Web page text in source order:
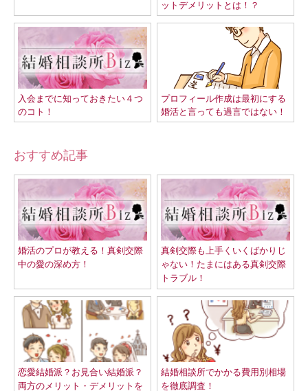
ットデメリットとは！？
入会までに知っておきたい４つ
のコト！
プロフィール作成は最初にする
婚活と言っても過言ではない！
おすすめ記事
婚活のプロが教える！真剣交際
中の愛の深め方！
真剣交際も上手くいくばかりじ
ゃない！たまにはある真剣交際
トラブル！
恋愛結婚派？お見合い結婚派？
両方のメリット・デメリットを
結婚相談所でかかる費用別相場
を徹底調査！